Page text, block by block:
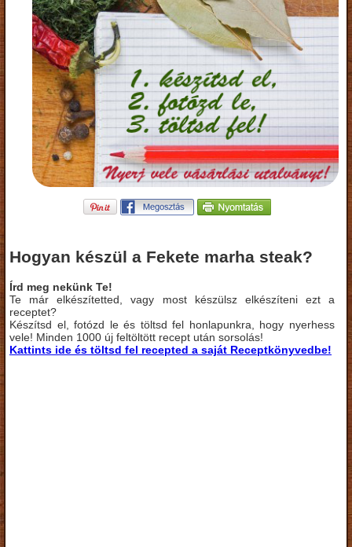
Hogyan készül a Fekete marha steak?
Írd meg nekünk Te!
Te már elkészítetted, vagy most készülsz elkészíteni ezt a
receptet?
Készítsd el, fotózd le és töltsd fel honlapunkra, hogy nyerhess
vele! Minden 1000 új feltöltött recept után sorsolás!
Kattints ide és töltsd fel recepted a saját Receptkönyvedbe!